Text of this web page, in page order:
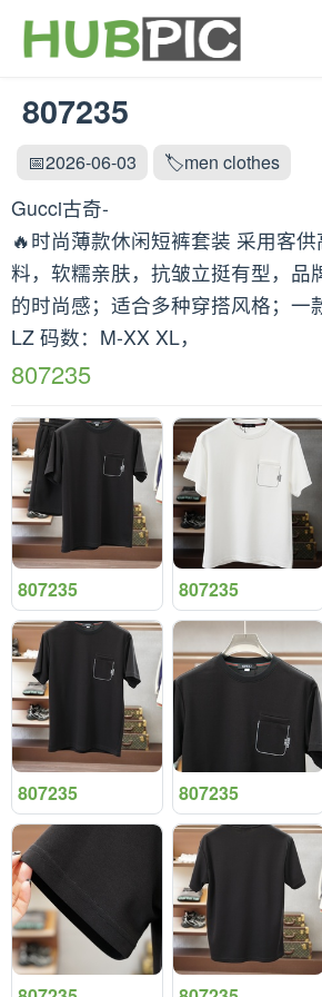
807235
📅2026-06-03 🏷️men clothes
Gucci古奇-
🔥时尚薄款休闲短裤套装 采用客
料，软糯亲肤，抗皱立挺有型，品
的时尚感；适合多种穿搭风格；一
LZ 码数：M-XX XL，
807235
807235 807235
807235 807235